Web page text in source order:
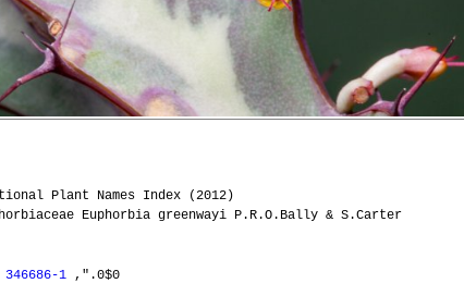
Plant Names Index (2012)
Euphorbia greenwayi P.R.O.Bally & S.Carter
346686-1 ,".0$0